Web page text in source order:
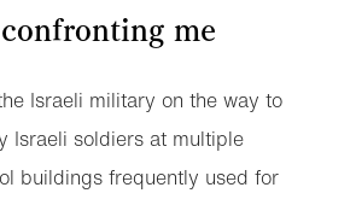
me
Israeli military on the way to
Israeli soldiers at multiple
buildings frequently used for